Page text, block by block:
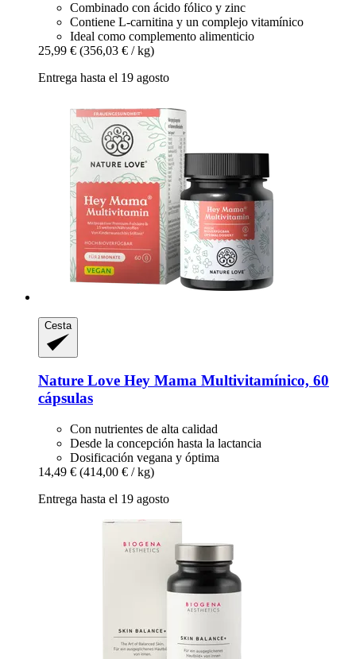
Combinado con ácido fólico y zinc
Contiene L-carnitina y un complejo vitamínico
Ideal como complemento alimenticio
25,99 € (356,03 € / kg)
Entrega hasta el 19 agosto
Cesta
Nature Love Hey Mama Multivitamínico, 60
cápsulas
Con nutrientes de alta calidad
Desde la concepción hasta la lactancia
Dosificación vegana y óptima
14,49 € (414,00 € / kg)
Entrega hasta el 19 agosto